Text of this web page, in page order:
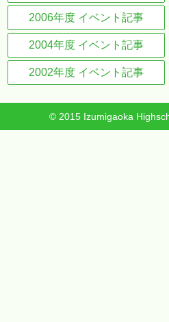
2006年度 イベント記事
2004年度 イベント記事
2002年度 イベント記事
© 2015 Izumigaoka